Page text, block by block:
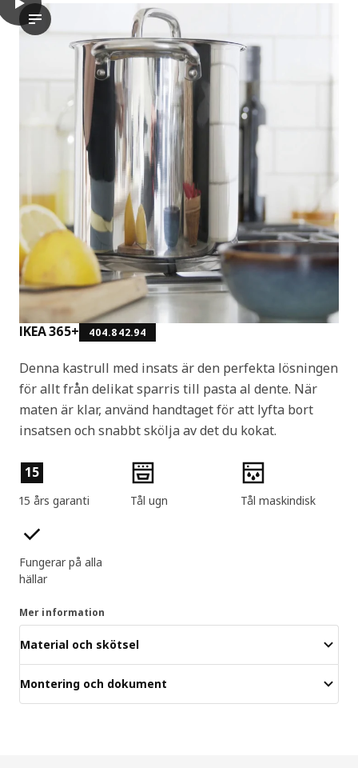
IKEA 365+ 404.842.94
Denna kastrull med insats är den perfekta lösningen
för allt från delikat sparris till pasta al dente. När
maten är klar, använd handtaget för att lyfta bort
insatsen och snabbt skölja av det du kokat.
Produktens egenskaper
15
15 års garanti Tål ugn Tål maskindisk
Fungerar på alla
hällar
Mer information
Material och skötsel
Montering och dokument
play
I videon visas en person som använder en kruka med en
IKEA 365+ Gryta med insats, rostfritt stål, 5.0 l